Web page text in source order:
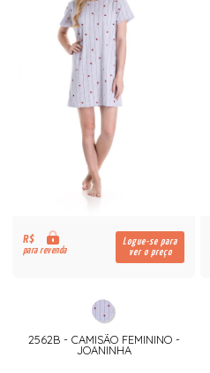
R$
para revenda
Logue-se para
ver o preço
2562B - CAMISÃO FEMININO -
JOANINHA